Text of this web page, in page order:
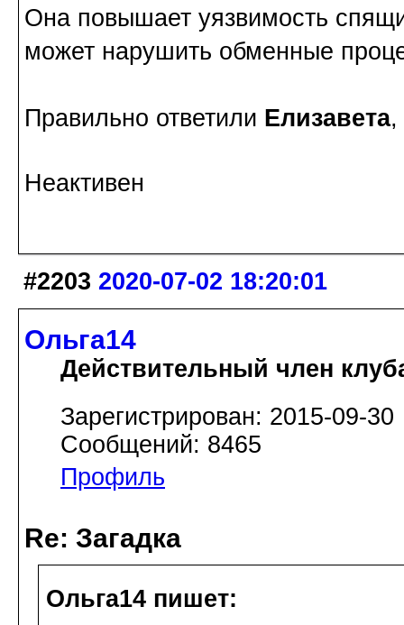
Она повышает уязвимость
может нарушить обменные
Правильно ответили Елизавета,
Неактивен
#2203 2020-07-02 18:20:01
Ольга14
Действительный член
Зарегистрирован: 2015-09-30
Сообщений: 8465
Профиль
Re: Загадка
Ольга14 пишет: